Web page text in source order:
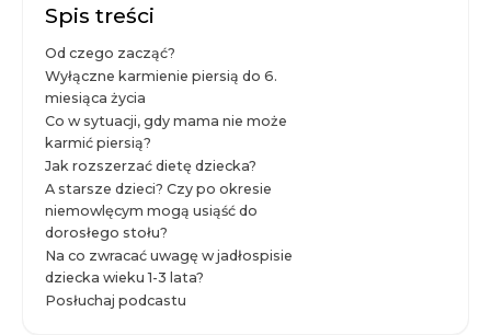
Spis treści
Od czego zacząć?
Wyłączne karmienie piersią do 6.
miesiąca życia
Co w sytuacji, gdy mama nie może
karmić piersią?
Jak rozszerzać dietę dziecka?
A starsze dzieci? Czy po okresie
niemowlęcym mogą usiąść do
dorosłego stołu?
Na co zwracać uwagę w jadłospisie
dziecka wieku 1-3 lata?
Posłuchaj podcastu